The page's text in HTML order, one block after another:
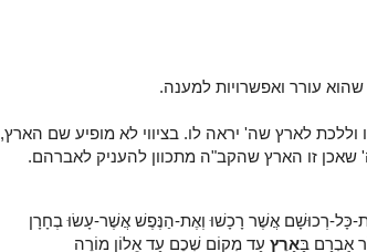
עורר ואפשרויות למענה.
לארץ שה' יראה לו. בציווי לא מופיע שם הארץ,
זו הארץ שהקב"ה מתכוון להעניק לאברהם.
כָּל-רְכוּשָׁם אֲשֶׁר רָכָשׁוּ וְאֶת-הַנֶּפֶשׁ אֲשֶׁר-עָשׂוּ בְחָרָן
אַבְרָם בָּאָרֶץ עַד מְקוֹם שְׁכֶם עַד אֵלוֹן מוֹרֶה